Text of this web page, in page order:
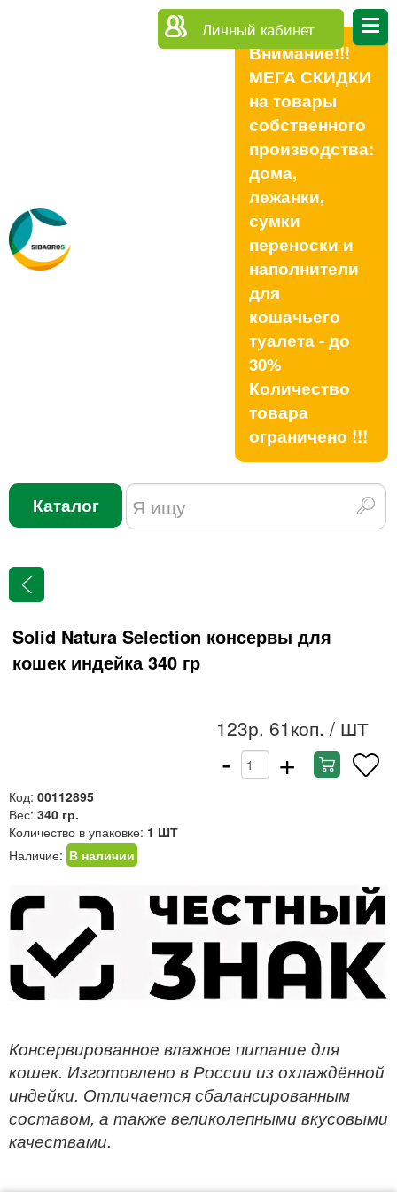
Личный кабинет
Внимание!!!
МЕГА СКИДКИ
на товары
собственного
производства:
дома,
лежанки,
сумки
переноски и
наполнители
для
кошачьего
туалета - до
30%
Количество
товара
ограничено !!!
Каталог
Solid Natura Selection консервы для
кошек индейка 340 гр
123р. 61коп. / ШТ
- +
Код: 00112895
Вес: 340 гр.
Количество в упаковке: 1 ШТ
Наличие: В наличии
Консервированное влажное питание для
кошек. Изготовлено в России из охлаждённой
индейки. Отличается сбалансированным
составом, а также великолепными вкусовыми
качествами.